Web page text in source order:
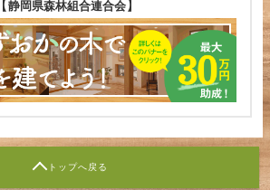
【 静岡県森林組合連合会 】
トップへ戻る